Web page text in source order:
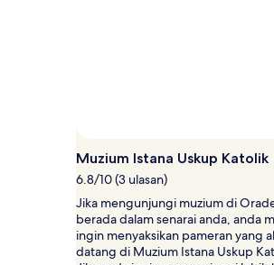
Muzium Istana Uskup Katolik
6.8/10 (3 ulasan)
Jika mengunjungi muzium di
berada dalam senarai anda, anda
ingin menyaksikan pameran yang
datang di Muzium Istana Uskup